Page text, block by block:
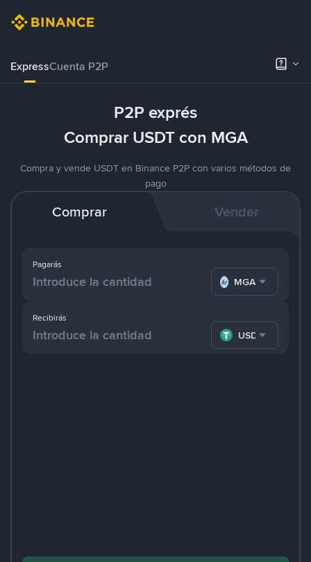
ExpressCuenta P2P
P2P exprés
Comprar USDT con MGA
Compra y vende USDT en Binance P2P con varios métodos de
pago
Comprar Vender
Pagarás
MGA
Recibirás
USDT